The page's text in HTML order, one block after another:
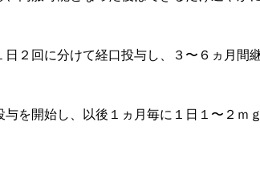
２回に分けて経口投与し、３〜６ヵ月間
を開始し、以後１ヵ月毎に１日１〜２ｍ